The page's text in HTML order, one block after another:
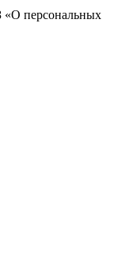
«О персональных